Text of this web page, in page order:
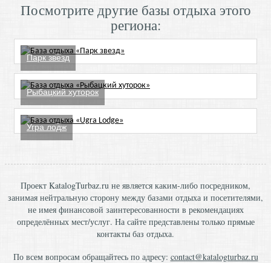
Посмотрите другие базы отдыха этого
региона:
Парк звезд
Рыбацкий хуторок
Угра лодж
Проект KatalogTurbaz.ru не является каким-либо посредником,
занимая нейтральную сторону между базами отдыха и посетителями,
не имея финансовой заинтересованности в рекомендациях
определённых мест/услуг. На сайте представлены только прямые
контакты баз отдыха.
По всем вопросам обращайтесь по адресу: contact@katalogturbaz.ru